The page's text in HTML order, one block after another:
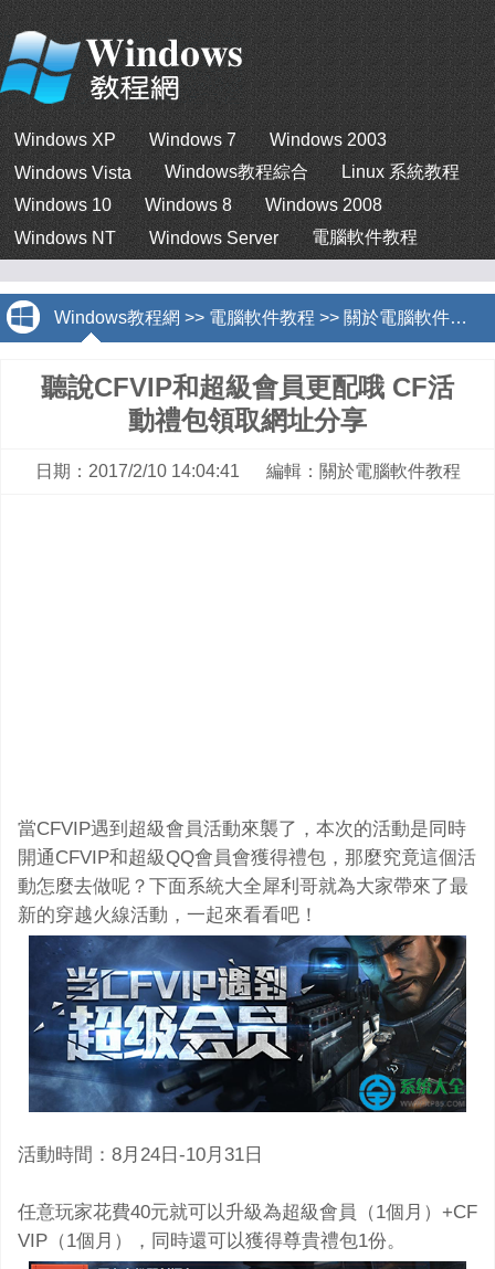
Windows XP Windows 7
Windows 2003
Windows Vista
Windows教程綜合
Linux 系統教程
Windows 10
Windows 8
Windows 2008
Windows NT
Windows Server 電腦軟件教程
Windows教程網 >> 電腦軟件教程 >> 關於電腦軟件教程
聽說CFVIP和超級會員更配哦 CF活
動禮包領取網址分享
日期：2017/2/10 14:04:41 編輯：關於電腦軟件教程
當CFVIP遇到超級會員活動來襲了，本次的活動是同時
開通CFVIP和超級QQ會員會獲得禮包，那麼究竟這個活
動怎麼去做呢？下面系統大全犀利哥就為大家帶來了最
新的穿越火線活動，一起來看看吧！
活動時間：8月24日-10月31日
任意玩家花費40元就可以升級為超級會員（1個月）+CF
VIP（1個月），同時還可以獲得尊貴禮包1份。